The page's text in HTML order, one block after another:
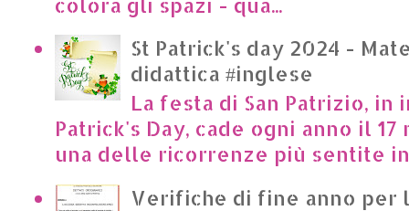
St Patrick's day 2024 -
didattica #inglese
La festa di San Patrizio, in
Patrick's Day, cade ogni anno il 17
una delle ricorrenze più sentite in
Verifiche di fine anno per